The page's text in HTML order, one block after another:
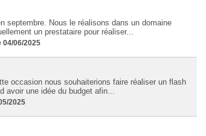
septembre. Nous le réalisons dans un domaine
un prestataire pour réaliser...
04/06/2025
occasion nous souhaiterions faire réaliser un flash
avoir une idée du budget afin...
2025